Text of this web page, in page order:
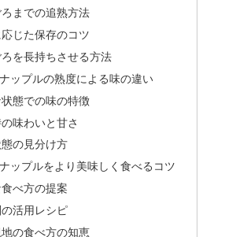
までの追熟方法
じた保存のコツ
を長持ちさせる方法
ップルの熟度による味の違い
態での味の特徴
味わいと甘さ
の見分け方
ップルをより美味しく食べるコツ
べ方の提案
活用レシピ
の食べ方の知恵